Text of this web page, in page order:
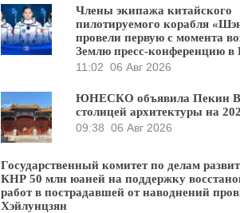
Члены экипажа китайского
пилотируемого корабля
провели первую с момента
Землю пресс-конференцию в
11:02 06 Авг 2026
ЮНЕСКО объявила Пекин
столицей архитектуры на
09:38 06 Авг 2026
Государственный комитет по делам
КНР 50 млн юаней на поддержку
работ в пострадавшей от наводнений
Хэйлунцзян